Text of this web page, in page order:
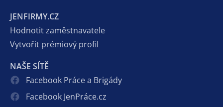
JENFIRMY.CZ
Hodnotit zaměstnavatele
Vytvořit prémiový profil
NAŠE SÍTĚ
Facebook Práce a Brigády
Facebook JenPráce.cz